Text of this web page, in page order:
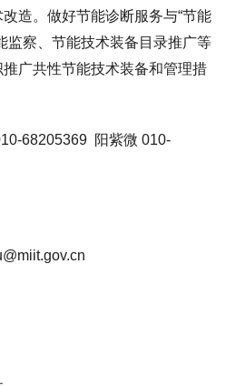
造。做好节能诊断服务与“节能
监察、节能技术装备目录推广等
广共性节能技术装备和管理措
68205369 阳紫微 010-